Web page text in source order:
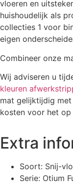
vloeren en
huishoudelijk als
collecties 1 voor
eigen
Combineer onze
Wij adviseren u
kleuren
mat gelijktijdig
kosten voor het op
Extra
Soort: Snij-
Serie: Otium